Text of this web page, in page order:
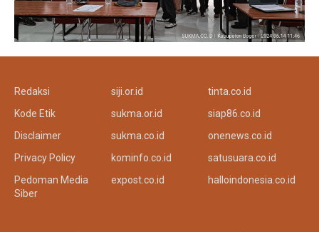
Redaksi
Kode Etik
Disclaimer
Privacy Policy
Pedoman Media
Siber
siji.or.id
sukma.or.id
sukma.co.id
kominfo.co.id
expost.co.id
tinta.co.id
siap86.co.id
onenews.co.id
satusuara.co.id
halloindonesia.co.id